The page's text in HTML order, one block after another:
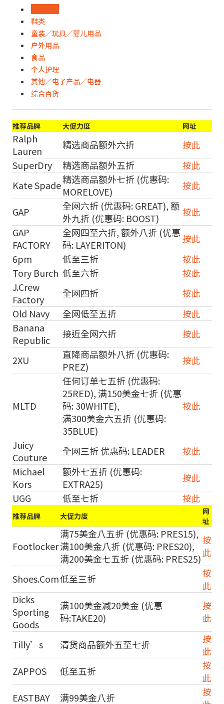
鞋类
童装／玩具／婴儿用品
户外用品
食品
个人护理
其他／电子产品／电器
综合百货
推荐品牌 大促力度 网址
Ralph
Lauren
精选商品额外六折
按此
SuperDry
精选商品额外五折
按此
Kate Spade精选商品额外七折 (优惠码:
MORELOVE)
按此
GAP
全网六折 (优惠码: GREAT), 额
外九折 (优惠码: BOOST)
按此
GAP
FACTORY
全网四至六折, 额外八折 (优惠
码: LAYERITON)
按此
6pm
低至三折
按此
Tory Burch 低至六折
按此
J.Crew
Factory
全网四折
按此
Old Navy
全网低至五折
按此
Banana
Republic
接近全网六折 按此
2XU
直降商品额外八折 (优惠码:
PREZ)
按此
MLTD
任何订单七五折 (优惠码:
25RED), 满150美金七折 (优惠
码: 30WHITE),
满300美金六五折 (优惠码:
35BLUE)
按此
Juicy
Couture
全网三折 优惠码: LEADER
按此
Michael
Kors
额外七五折 (优惠码:
EXTRA25)
按此
UGG
低至七折 按此
推荐品牌 大促力度
网
址
Footlocker
满75美金八五折 (优惠码: PRES15),
满100美金八折 (优惠码: PRES20),
满200美金七五折 (优惠码: PRES25)
按
此
Shoes.Com低至三折
按
此
Dicks
Sporting
Goods
满100美金减20美金 (优惠
码:TAKE20)
按
此
Tilly’s 清货商品额外五至七折
按
此
ZAPPOS
低至五折
按
此
EASTBAY
满99美金八折
按